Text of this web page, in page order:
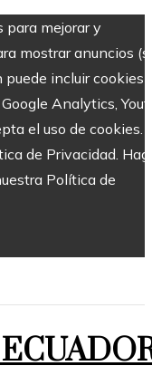
mejorar y
mostrar anuncios
incluir cookies
Analytics,
el uso de cookies.
de Privacidad.
Política de